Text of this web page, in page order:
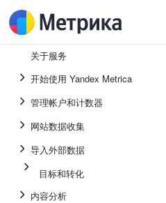
关于服务
开始使用 Yandex Metrica
管理帐户和计数器
网站数据收集
导入外部数据
目标和转化
内容分析